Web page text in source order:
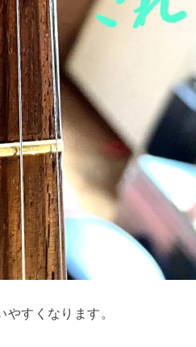
すくなります。